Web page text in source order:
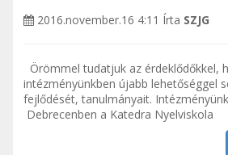
2016.november.16 4:11 Írta SZJG
Örömmel tudatjuk az érdeklődőkkel,
intézményünkben újabb lehetőséggel
fejlődését, tanulmányait.
Debrecenben a Katedra Nyelviskola